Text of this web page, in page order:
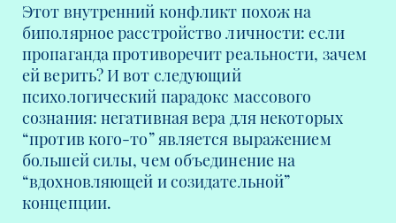
Этот внутренний конфликт похож на
биполярное расстройство личности: если
пропаганда противоречит реальности, зачем
ей верить? И вот следующий
психологический парадокс массового
сознания: негативная вера для некоторых
“против кого-то” является выражением
большей силы, чем объединение на
“вдохновляющей и созидательной”
концепции.